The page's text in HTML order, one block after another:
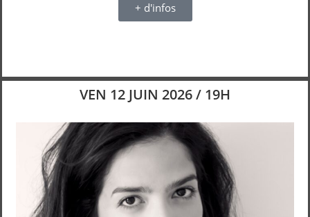
+ d'infos
VEN 12 JUIN 2026 / 19H